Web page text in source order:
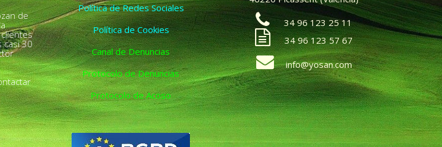
de
casi 30
Política de Redes Sociales
Política de Cookies
Canal de Denuncias
Protocolo de Denuncias
Protocolo de Acoso
34 96 123 25 11
34 96 123 57 67
info@yosan.com